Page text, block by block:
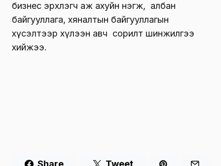
бизнес эрхлэгч аж ахуйн нэгж, албан
байгууллага, хяналтын байгууллагын
хүсэлтээр хүлээн авч сорилт шинжилгээ
хийжээ.
Share Tweet